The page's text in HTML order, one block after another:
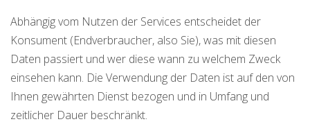
Abhängig vom Nutzen der Services entscheidet der
Konsument (Endverbraucher, also Sie), was mit diesen
Daten passiert und wer diese wann zu welchem Zweck
einsehen kann. Die Verwendung der Daten ist auf den von
Ihnen gewährten Dienst bezogen und in Umfang und
zeitlicher Dauer beschränkt.